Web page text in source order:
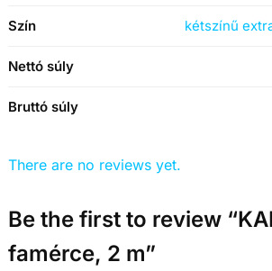
Szín kétszínű
Nettó súly
Bruttó súly
There are no reviews yet.
Be the first to review
famérce, 2 m”